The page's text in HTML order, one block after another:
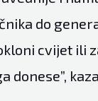
do
cvijet ili
donese”,